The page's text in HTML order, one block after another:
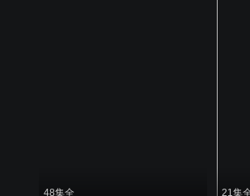
48集全 21集